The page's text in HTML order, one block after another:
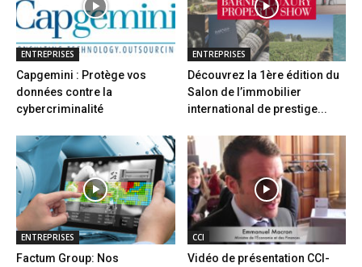
ENTREPRISES
Capgemini : Protège vos
données contre la
cybercriminalité
ENTREPRISES
Découvrez la 1ère édition du
Salon de l’immobilier
international de prestige...
ENTREPRISES
Factum Group: Nos
CCI
Vidéo de présentation CCI-